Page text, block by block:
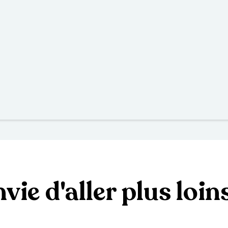
d'aller plus